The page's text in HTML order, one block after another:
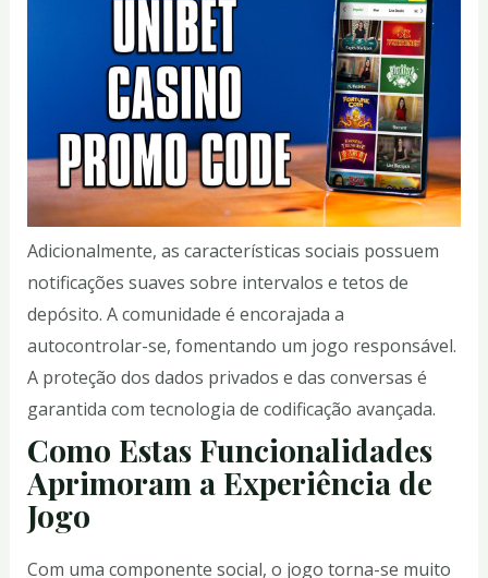
Adicionalmente, as características sociais possuem
notificações suaves sobre intervalos e tetos de
depósito. A comunidade é encorajada a
autocontrolar-se, fomentando um jogo responsável.
A proteção dos dados privados e das conversas é
garantida com tecnologia de codificação avançada.
Como Estas Funcionalidades
Aprimoram a Experiência de
Jogo
Com uma componente social, o jogo torna-se muito